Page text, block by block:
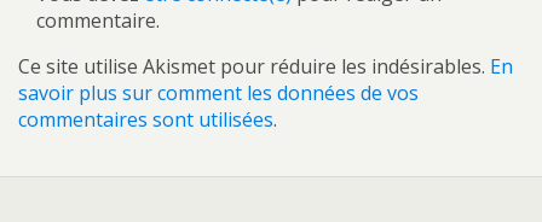
commentaire.
Ce site utilise Akismet pour réduire les indésirables. En
savoir plus sur comment les données de vos
commentaires sont utilisées.